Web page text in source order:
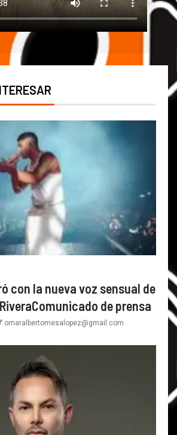
con la nueva voz sensual de
de prensa
omaralbertomesalopez@gmail.com